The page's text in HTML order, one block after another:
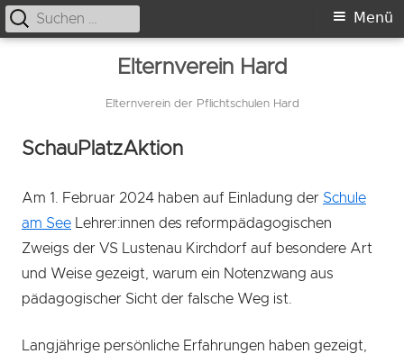
Elternverein Hard
Elternverein der Pflichtschulen Hard
Primäres
Menü
Suche
nach:
ÜBER
SchauPlatzAktion
Am 1. Februar 2024 haben auf Einladung der Schule
am See Lehrer:innen des reformpädagogischen
Zweigs der VS Lustenau Kirchdorf auf besondere Art
und Weise gezeigt, warum ein Notenzwang aus
pädagogischer Sicht der falsche Weg ist.
Langjährige persönliche Erfahrungen haben gezeigt,